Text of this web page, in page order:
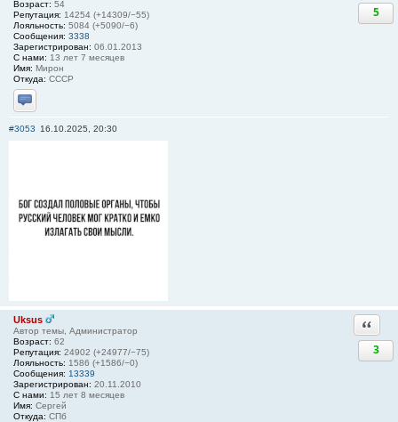
Возраст: 54
Репутация: 14254 (+14309/−55)
Лояльность: 5084 (+5090/−6)
Сообщения: 3338
Зарегистрирован: 06.01.2013
С нами: 13 лет 7 месяцев
Имя: Мирон
Откуда: СССР
Отправить личное сообщение
5
#3053 16.10.2025, 20:30
Uksus
Автор темы, Администратор
Возраст: 62
Репутация: 24902 (+24977/−75)
Лояльность: 1586 (+1586/−0)
Сообщения: 13339
Зарегистрирован: 20.11.2010
С нами: 15 лет 8 месяцев
Имя: Сергей
Откуда: СПб
3